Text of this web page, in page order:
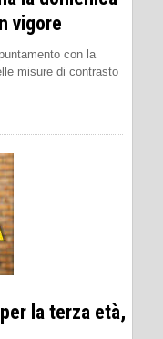
vigore
con la
misure di contrasto
la terza età,